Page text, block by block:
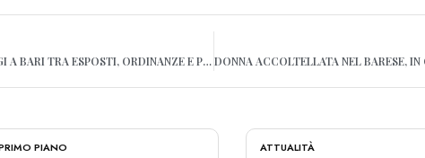
LA MOVIDA DI OGGI A BARI TRA ESPOSTI, ORDINANZE E PROTESTE
PIANO ATTUALITÀ